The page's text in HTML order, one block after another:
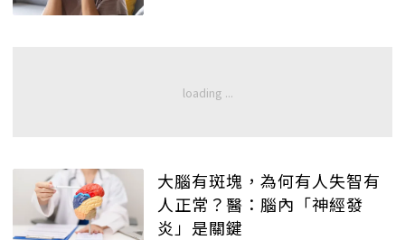
大腦有斑塊，為何有人失智有
人正常？醫：腦內「神經發
炎」是關鍵